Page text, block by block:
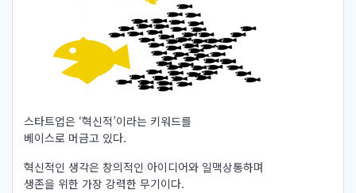
스타트업은 ‘혁신적’이라는 키워드를
베이스로 머금고 있다.
혁신적인 생각은 창의적인 아이디어와 일맥상통하며
생존을 위한 가장 강력한 무기이다.